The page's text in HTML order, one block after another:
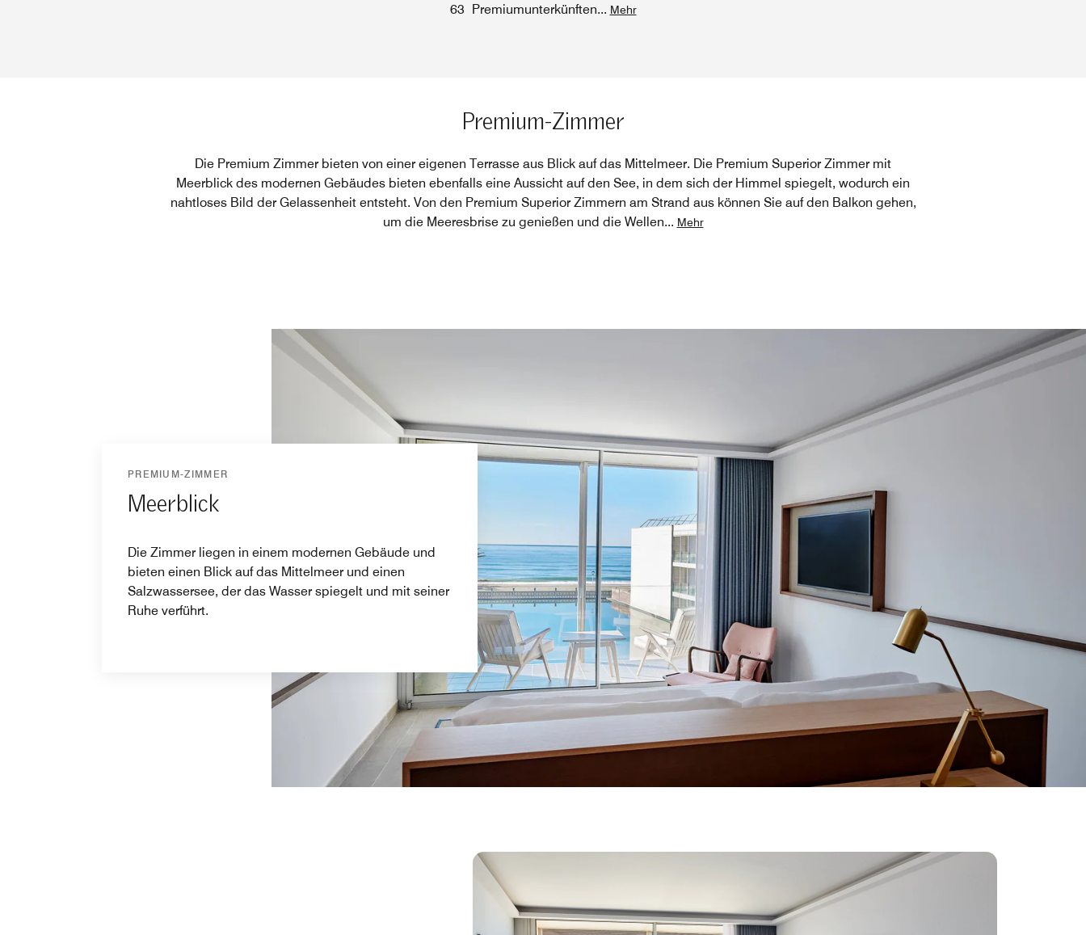
63 Premiumunterkünften... Mehr
Premium-Zimmer
Die Premium Zimmer bieten von einer eigenen Terrasse aus Blick auf das Mittelmeer. Die Premium Superior Zimmer mit
Meerblick des modernen Gebäudes bieten ebenfalls eine Aussicht auf den See, in dem sich der Himmel spiegelt, wodurch ein
nahtloses Bild der Gelassenheit entsteht. Von den Premium Superior Zimmern am Strand aus können Sie auf den Balkon gehen,
um die Meeresbrise zu genießen und die Wellen... Mehr
PREMIUM-ZIMMER
Meerblick
Die Zimmer liegen in einem modernen Gebäude und
bieten einen Blick auf das Mittelmeer und einen
Salzwassersee, der das Wasser spiegelt und mit seiner
Ruhe verführt.